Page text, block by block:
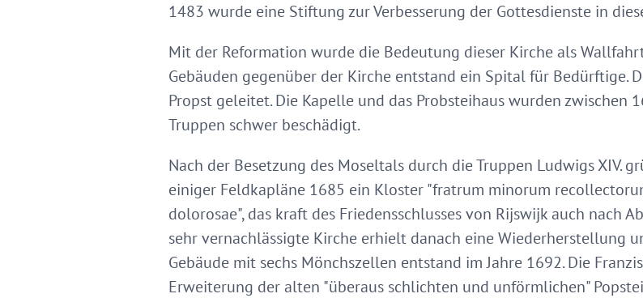
1483 wurde eine Stiftung zur Verbesserung der Gottesdienste in
Mit der Reformation wurde die Bedeutung dieser Kirche als
Gebäuden gegenüber der Kirche entstand ein Spital für Bedürftige.
Propst geleitet. Die Kapelle und das Probsteihaus wurden
Truppen schwer beschädigt.
Nach der Besetzung des Moseltals durch die Truppen Ludwigs XIV.
einiger Feldkapläne 1685 ein Kloster "fratrum minorum
dolorosae", das kraft des Friedensschlusses von Rijswijk auch nach
sehr vernachlässigte Kirche erhielt danach eine Wiederherstellung
Gebäude mit sechs Mönchszellen entstand im Jahre 1692. Die
Erweiterung der alten "überaus schlichten und unförmlichen"